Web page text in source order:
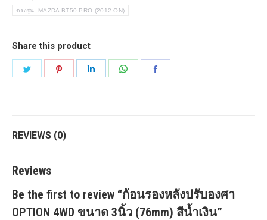
4WD ขนาด
(76mm)
สีน้ำเงิน
quantity
ตรงรุ่น -MAZDA BT50 PRO (2012-ON)
Share this product
REVIEWS (0)
Reviews
Be the first to review “ก้อนรองหลังปรับองศา
OPTION 4WD ขนาด 3นิ้ว (76mm) สีน้ำเงิน”